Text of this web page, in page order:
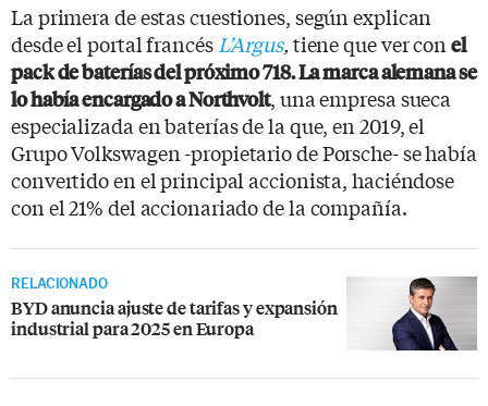
La primera de estas cuestiones, según explican
desde el portal francés L’Argus,tiene que ver con el
pack de baterías del próximo 718. La marca alemana se
lo había encargado a Northvolt, una empresa sueca
especializada en baterías de la que, en 2019, el
Grupo Volkswagen -propietario de Porsche- se había
convertido en el principal accionista, haciéndose
con el 21% del accionariado de la compañía.
RELACIONADO
BYD anuncia ajuste de tarifas y expansión
industrial para 2025 en Europa